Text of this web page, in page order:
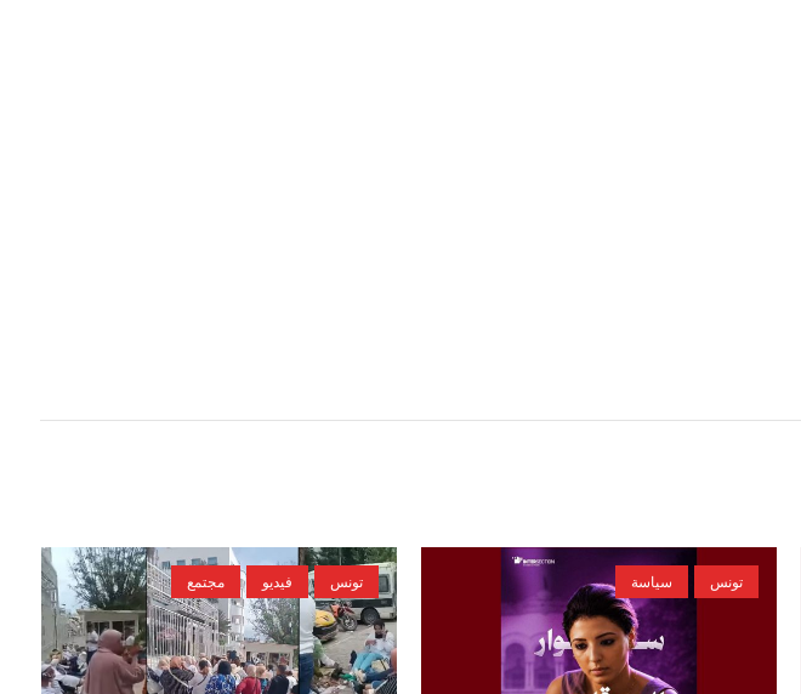
تونس سياسة تونس فيديو مجتمع